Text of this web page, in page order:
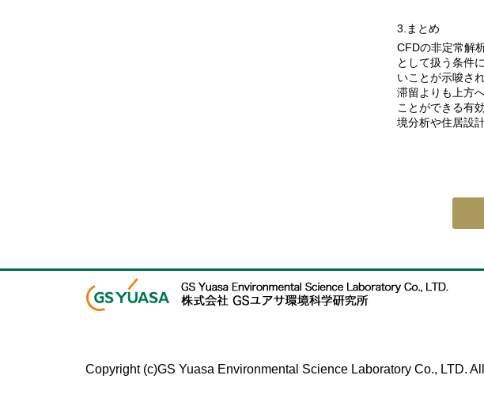
3. まとめ
CFDの非定常解
として扱う条件
いことが示唆さ
滞留よりも上方
ことができる有
境分析や住居設
Copyright (c)GS Yuasa Environmental Science Laboratory Co., LTD.